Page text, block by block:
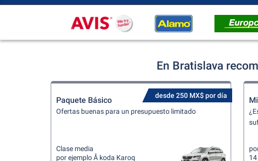
En Bratislava
desde 250 MX$ por día
Paquete Básico
Ofertas buenas para un presupuesto limitado
Clase media
por ejemplo Å koda Karoq